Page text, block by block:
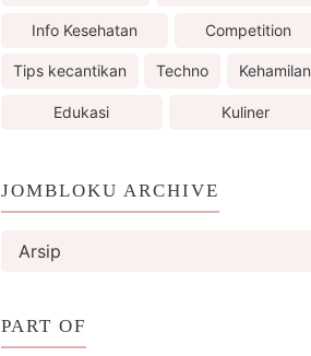
Info Kesehatan Competition
Tips kecantikan Techno Kehamilan
Edukasi Kuliner
JOMBLOKU ARCHIVE
PART OF